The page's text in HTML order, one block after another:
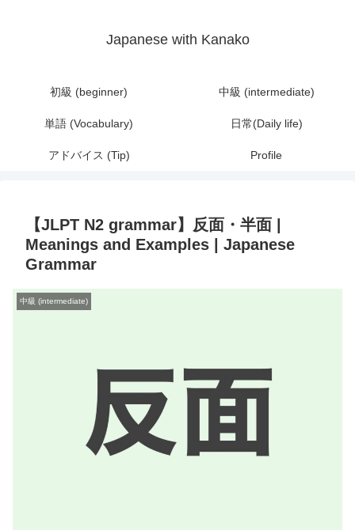
Japanese with Kanako
初級 (beginner) 中級 (intermediate)
単語 (Vocabulary) 日常(Daily life)
アドバイス (Tip) Profile
【JLPT N2 grammar】反面・半面 |
Meanings and Examples | Japanese
Grammar
中級 (intermediate)